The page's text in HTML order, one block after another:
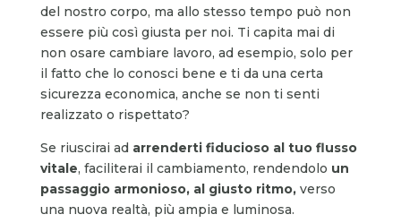
del nostro corpo, ma allo stesso tempo può non
essere più così giusta per noi. Ti capita mai di
non osare cambiare lavoro, ad esempio, solo per
il fatto che lo conosci bene e ti da una certa
sicurezza economica, anche se non ti senti
realizzato o rispettato?
Se riuscirai ad arrenderti fiducioso al tuo flusso
vitale, faciliterai il cambiamento, rendendolo un
passaggio armonioso, al giusto ritmo, verso
una nuova realtà, più ampia e luminosa.